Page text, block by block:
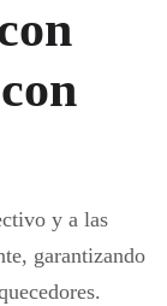
y a las
garantizando